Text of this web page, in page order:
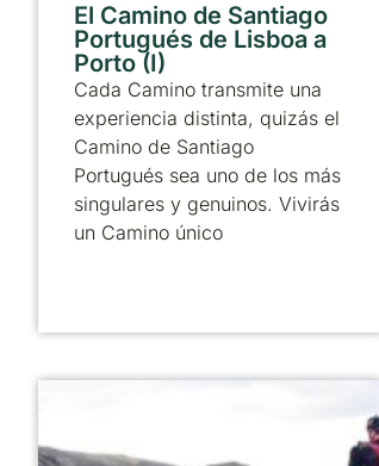
El Camino de Santiago
Portugués de Lisboa a
Porto (I)
Cada Camino transmite una
experiencia distinta, quizás el
Camino de Santiago
Portugués sea uno de los más
singulares y genuinos. Vivirás
un Camino único